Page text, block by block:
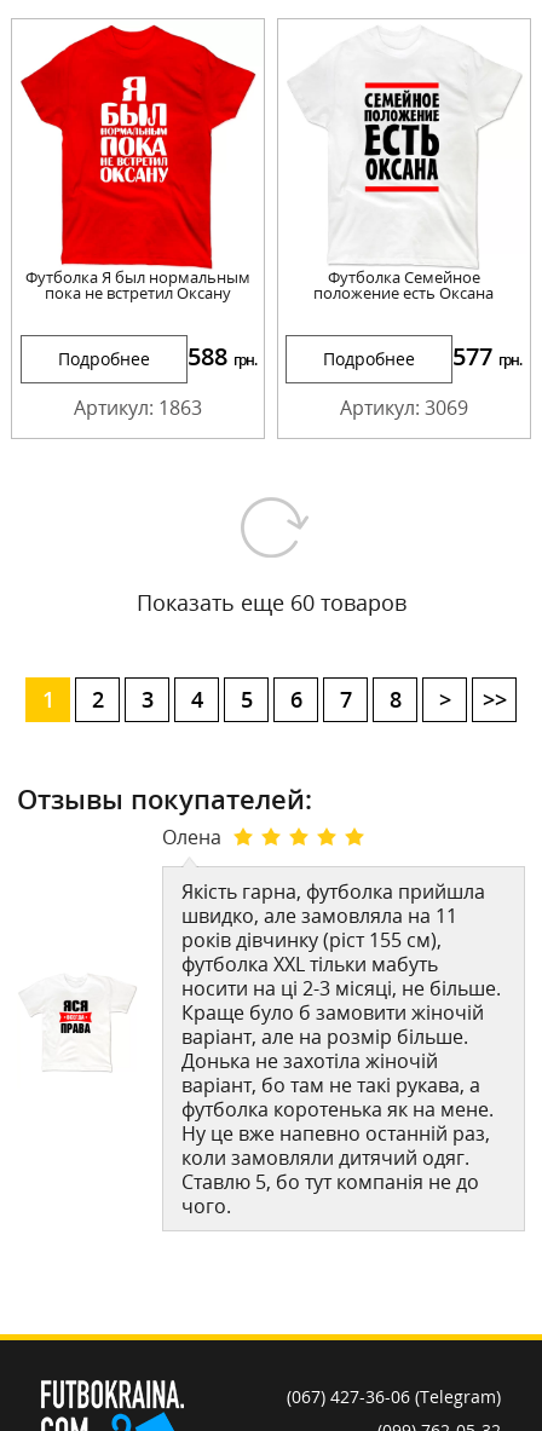
Футболка Я был нормальным
пока не встретил Оксану
Подробнее 588 грн.
Артикул: 1863
Футболка Семейное
положение есть Оксана
Подробнее 577 грн.
Артикул: 3069
Показать еще 60 товаров
1 2 3 4 5 6 7 8 > >>
Отзывы покупателей:
Олена
Якість гарна, футболка прийшла
швидко, але замовляла на 11
років дівчинку (ріст 155 см),
футболка XXL тільки мабуть
носити на ці 2-3 місяці, не більше.
Краще було б замовити жіночій
варіант, але на розмір більше.
Донька не захотіла жіночій
варіант, бо там не такі рукава, а
футболка коротенька як на мене.
Ну це вже напевно останній раз,
коли замовляли дитячий одяг.
Ставлю 5, бо тут компанія не до
чого.
(067) 427-36-06 (Telegram)